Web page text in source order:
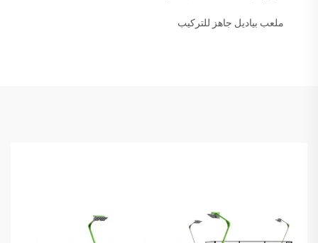
ملعب بياديل جاهز للتركيب